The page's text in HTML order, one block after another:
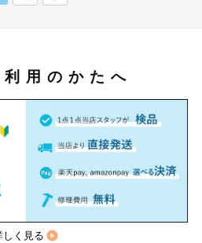
用のかたへ
しく見る